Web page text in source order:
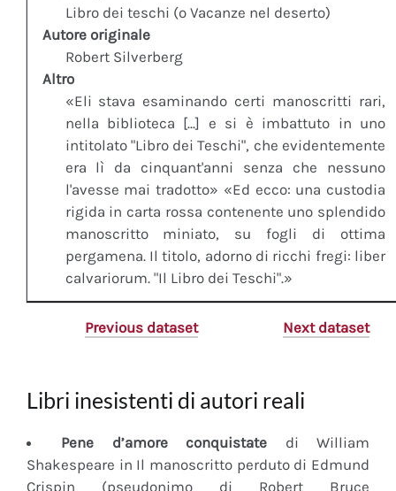
Libro dei teschi (o Vacanze nel deserto)
Autore originale
Robert Silverberg
Altro
«Eli stava esaminando certi manoscritti rari,
nella biblioteca [...] e si è imbattuto in uno
intitolato "Libro dei Teschi", che evidentemente
era lì da cinquant'anni senza che nessuno
l'avesse mai tradotto» «Ed ecco: una custodia
rigida in carta rossa contenente uno splendido
manoscritto miniato, su fogli di ottima
pergamena. Il titolo, adorno di ricchi fregi: liber
calvariorum. "Il Libro dei Teschi".»
Previous dataset Next dataset
Libri inesistenti di autori reali
Pene d’amore conquistate di William
Shakespeare in Il manoscritto perduto di Edmund
Crispin (pseudonimo di Robert Bruce